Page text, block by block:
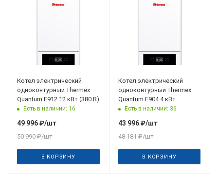
Котел электрический
одноконтурный Thermex
Quantum E912 12 кВт (380 В)
Есть в наличии: 16
49 996₽/шт
50 990₽/шт
В КОРЗИНУ
Котел электрический
одноконтурный Thermex
Quantum E904 4 кВт
(230/380 В)
Есть в наличии: 36
43 996₽/шт
48 181₽/шт
В КОРЗИНУ